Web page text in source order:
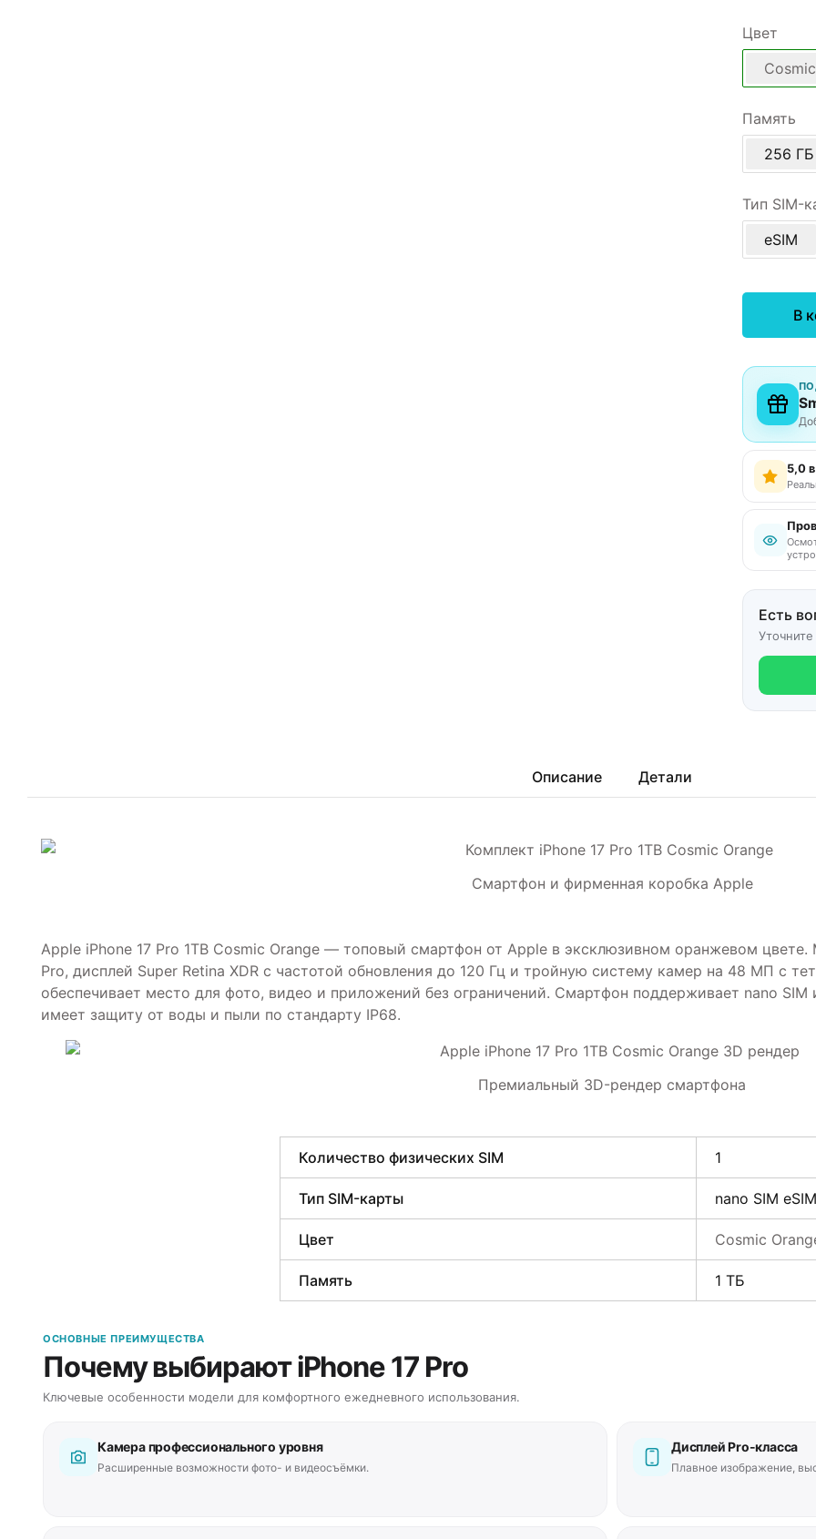
Цвет
Память
256 ГБ
Тип SIM-
eSIM
В
5,0
Есть
Описание Детали
Смартфон и фирменная коробка Apple
Apple iPhone 17 Pro 1TB Cosmic Orange — топовый смартфон от Apple в эксклюзивном оранжевом
Pro, дисплей Super Retina XDR с частотой обновления до 120 Гц и тройную систему камер на 48 МП с
обеспечивает место для фото, видео и приложений без ограничений. Смартфон поддерживает nano
имеет защиту от воды и пыли по стандарту IP68.
Премиальный 3D-рендер смартфона
Количество физических SIM 1
Тип SIM-карты nano SIM eSIM
Цвет Cosmic
Память 1 ТБ
ОСНОВНЫЕ ПРЕИМУЩЕСТВА
Почему выбирают iPhone 17 Pro
Ключевые особенности модели для комфортного ежедневного использования.
Камера профессионального уровня
Расширенные возможности фото- и видеосъёмки.
Дисплей Pro-класса
Плавное изображение,